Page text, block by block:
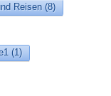
Reisen (8)
(1)